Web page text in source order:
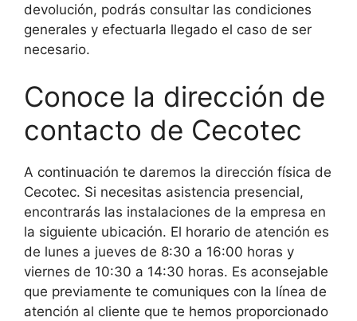
devolución, podrás consultar las condiciones
generales y efectuarla llegado el caso de ser
necesario.
Conoce la dirección de
contacto de Cecotec
A continuación te daremos la dirección física de
Cecotec. Si necesitas asistencia presencial,
encontrarás las instalaciones de la empresa en
la siguiente ubicación. El horario de atención es
de lunes a jueves de 8:30 a 16:00 horas y
viernes de 10:30 a 14:30 horas. Es aconsejable
que previamente te comuniques con la línea de
atención al cliente que te hemos proporcionado